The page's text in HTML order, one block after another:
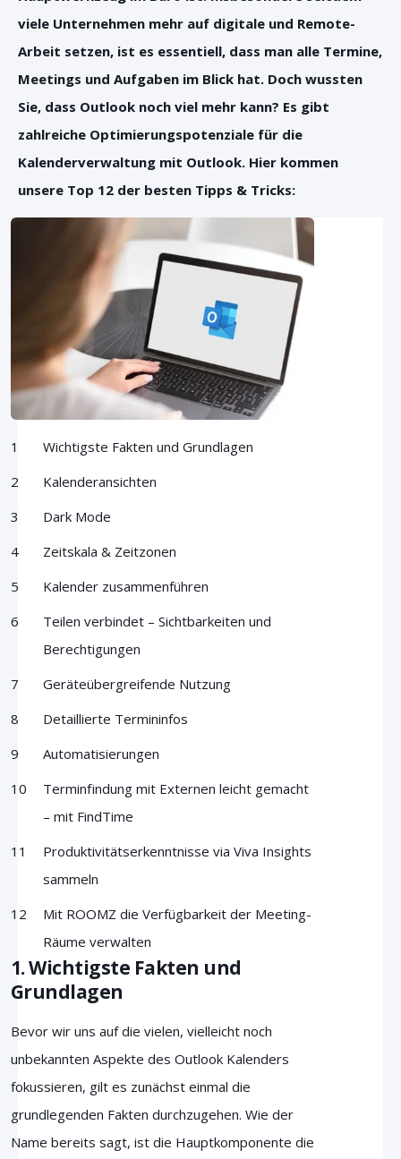
viele Unternehmen mehr auf digitale und Remote-
Arbeit setzen, ist es essentiell, dass man alle Termine,
Meetings und Aufgaben im Blick hat. Doch wussten
Sie, dass Outlook noch viel mehr kann? Es gibt
zahlreiche Optimierungspotenziale für die
Kalenderverwaltung mit Outlook. Hier kommen
unsere Top 12 der besten Tipps & Tricks:
Wichtigste Fakten und Grundlagen
Kalenderansichten
Dark Mode
Zeitskala & Zeitzonen
Kalender zusammenführen
Teilen verbindet – Sichtbarkeiten und
Berechtigungen
Geräteübergreifende Nutzung
Detaillierte Termininfos
Automatisierungen
Terminfindung mit Externen leicht gemacht
– mit FindTime
Produktivitätserkenntnisse via Viva Insights
sammeln
Mit ROOMZ die Verfügbarkeit der Meeting-
Räume verwalten
1. Wichtigste Fakten und
Grundlagen
Bevor wir uns auf die vielen, vielleicht noch
unbekannten Aspekte des Outlook Kalenders
fokussieren, gilt es zunächst einmal die
grundlegenden Fakten durchzugehen. Wie der
Name bereits sagt, ist die Hauptkomponente die